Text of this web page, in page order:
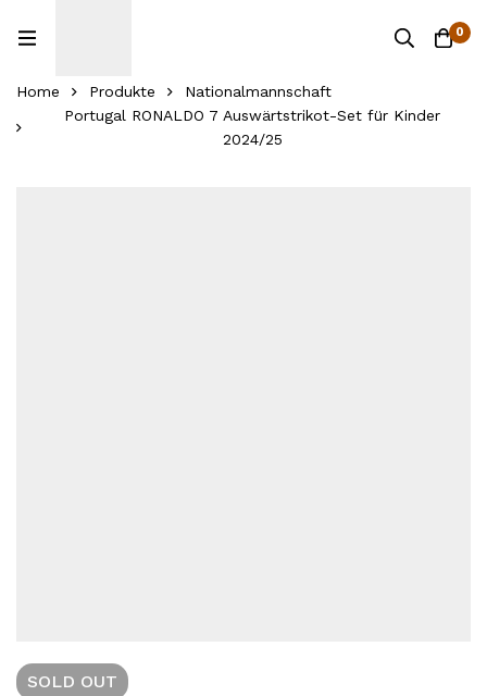
0
Home Produkte
Nationalmannschaft
Portugal RONALDO 7 Auswärtstrikot-Set für Kinder
2024/25
SOLD OUT